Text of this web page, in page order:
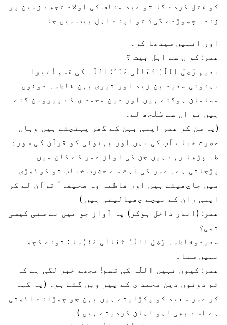
کو قتل کردے گا تو عبد مناف کی اولاد تجھے زمین پر
زندہ چھوڑدے گی؟ تو اپنے اہل بیت میں جا
اور انہیں سیدھا کر۔
عمر: کو ن سے اہل بیت ؟
نعیم رَضِیَ اللّٰہُ تَعَالٰی عَنْہُ: اللّٰہ کی قسم ! تیرا
بہنوئی سعید بن زید اور تیری بہن فاطمہ دونوں
مسلمان ہوگئے ہیں اور دین محمد ی کے پیروبن گئے
ہیں تو ان سے سُلَجھ لے۔
(یہ سن کر عمر اپنی بہن کے گھر پہنچتے ہیں وہاں
حضرت خباب آپ کی بہن اور بہنوئی کو قرآن کی سورۂ
طہ پڑھا رہے ہیں جن کی آواز عمر کے کان میں
پڑجاتی ہے۔ عمر کی آہٹ سے حضرت خباب تو کوٹھڑی
میں جاچھپتے ہیں اور فاطمہ وہ صحیفہ ٔ قرآن لے کر
اپنی ران کے نیچے چھپالیتی ہیں )
عمر: (اندر داخل ہوکر) یہ آواز جو میں نے سنی کیسی
تھی؟
سعیدوفاطمہ رَضِیَ اللّٰہُ تَعَالٰی عَنْہُما : تونے کچھ
نہیں سنا۔
عمر: کیوں نہیں اللّٰہ کی قسم! مجھے خبر لگی ہے کہ
تم دونوں دین محمد ی کے پیر وبن گئے ہو۔ (یہ کہہ
کر عمر سعید کو پکڑلیتے ہیں بہن جو چھڑانے اٹھتی
ہے اسے بھی لہو لہان کردیتے ہیں )